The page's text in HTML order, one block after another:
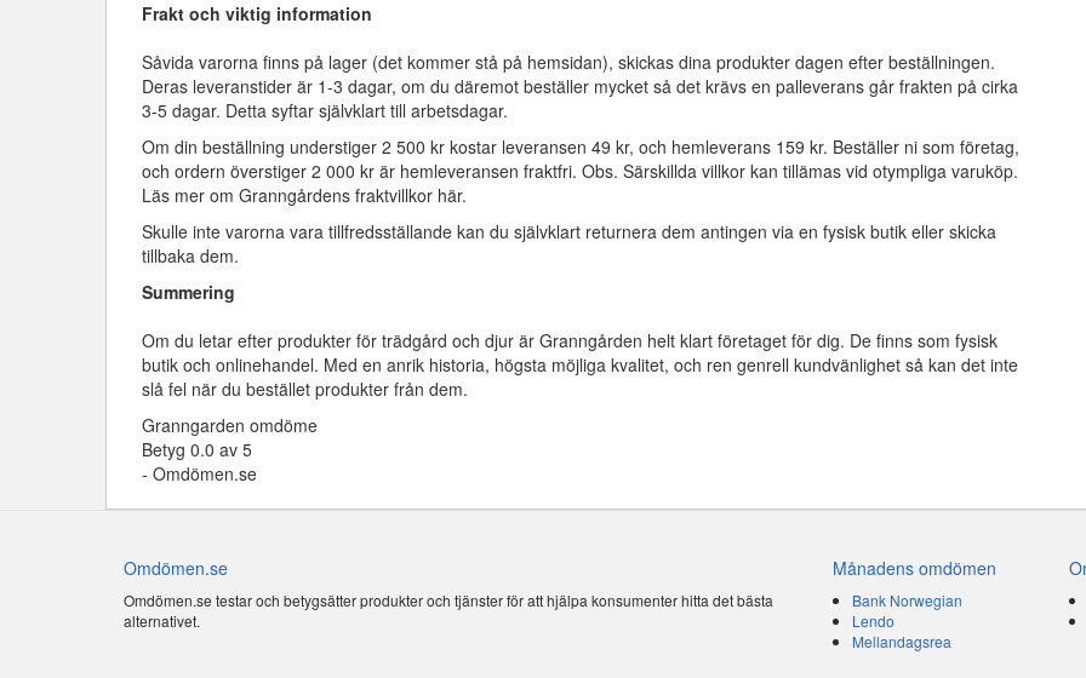
Frakt och viktig information
Såvida varorna finns på lager (det kommer stå på hemsidan), skickas dina produkter dagen efter beställningen.
Deras leveranstider är 1-3 dagar, om du däremot beställer mycket så det krävs en palleverans går frakten på cirka
3-5 dagar. Detta syftar självklart till arbetsdagar.
Om din beställning understiger 2 500 kr kostar leveransen 49 kr, och hemleverans 159 kr. Beställer ni som företag,
och ordern överstiger 2 000 kr är hemleveransen fraktfri. Obs. Särskillda villkor kan tillämas vid otympliga varuköp.
Läs mer om Granngårdens fraktvillkor här.
Skulle inte varorna vara tillfredsställande kan du självklart returnera dem antingen via en fysisk butik eller skicka
tillbaka dem.
Summering
Om du letar efter produkter för trädgård och djur är Granngården helt klart företaget för dig. De finns som fysisk
butik och onlinehandel. Med en anrik historia, högsta möjliga kvalitet, och ren genrell kundvänlighet så kan det inte
slå fel när du bestället produkter från dem.
Granngarden omdöme
Betyg 0.0 av 5
- Omdömen.se
Omdömen.se
Omdömen.se testar och betygsätter produkter och tjänster för att hjälpa konsumenter hitta det bästa
alternativet.
Månadens omdömen
Bank Norwegian
Lendo
Mellandagsrea